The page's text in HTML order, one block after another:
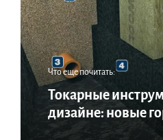
Что еще почитать:
Токарные
дизайне: новые